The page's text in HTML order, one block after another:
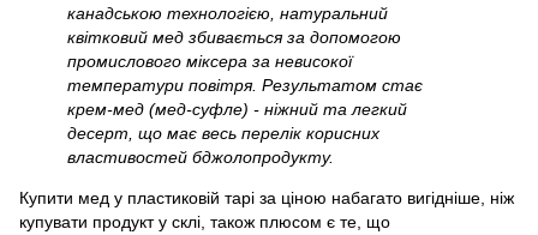
канадською технологією, натуральний
квітковий мед збивається за допомогою
промислового міксера за невисокої
температури повітря. Результатом стає
крем-мед (мед-суфле) - ніжний та легкий
десерт, що має весь перелік корисних
властивостей бджолопродукту.
Купити мед у пластиковій тарі за ціною набагато вигідніше, ніж
купувати продукт у склі, також плюсом є те, що